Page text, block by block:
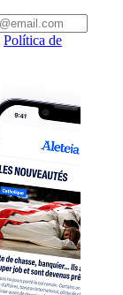
Política de